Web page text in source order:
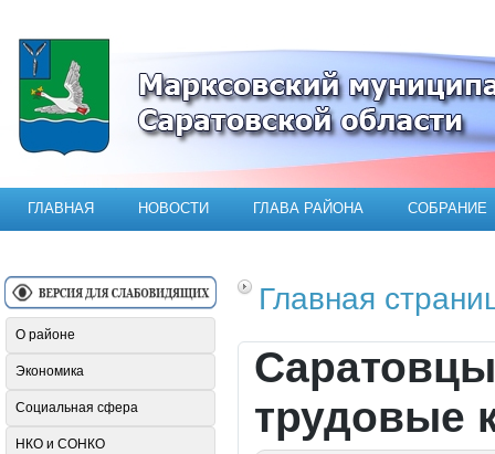
Официальный сайт Марксовского
ГЛАВНАЯ НОВОСТИ ГЛАВА РАЙОНА СОБРАНИЕ
Главная
трудовые
О районе
Экономика
Социальная сфера
НКО и СОНКО